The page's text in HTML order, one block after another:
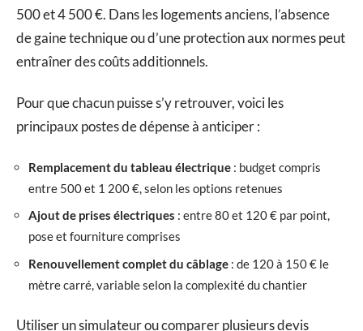
500 et 4 500 €. Dans les logements anciens, l’absence
de gaine technique ou d’une protection aux normes peut
entraîner des coûts additionnels.
Pour que chacun puisse s’y retrouver, voici les
principaux postes de dépense à anticiper :
Remplacement du tableau électrique : budget compris
entre 500 et 1 200 €, selon les options retenues
Ajout de prises électriques : entre 80 et 120 € par point,
pose et fourniture comprises
Renouvellement complet du câblage : de 120 à 150 € le
mètre carré, variable selon la complexité du chantier
Utiliser un simulateur ou comparer plusieurs devis